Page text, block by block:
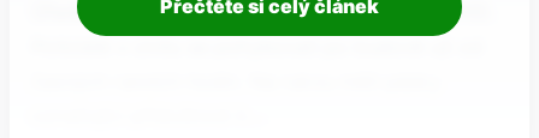
Úřadu pro ochranu hospodářské soutěže (ÚOHS).
Přečtěte si celý článek